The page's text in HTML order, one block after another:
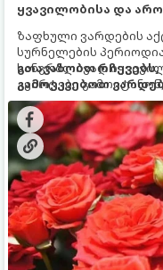
ყვავილობისა და
ზაფხული ვარდების
სურნელების
ხანგრძლივად
კვირტები
გამოკვება
მოთხოვნილებები
ვიცოდეთ, რომელი
გთავაზობთ
გამოვკვებოთ
შედეგის